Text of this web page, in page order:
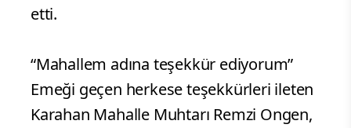
etti.
“Mahallem adına teşekkür ediyorum”
Emeği geçen herkese teşekkürleri ileten
Karahan Mahalle Muhtarı Remzi Ongen,